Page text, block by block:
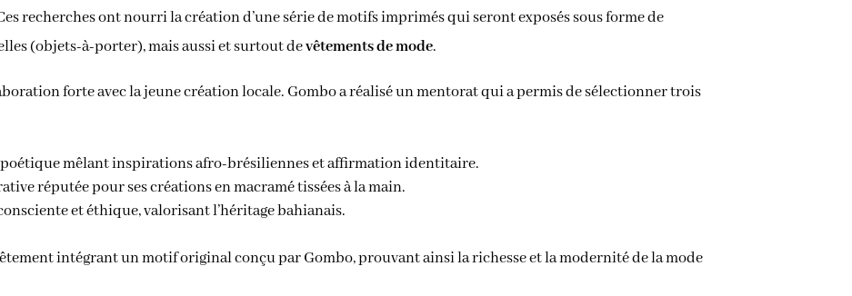
recherches ont nourri la création d’une série de motifs imprimés qui seront exposés sous forme de
(objets-à-porter), mais aussi et surtout devêtements de mode.
forte avec la jeune création locale. Gombo a réalisé un mentorat qui a permis de sélectionner trois
mêlant inspirations afro-brésiliennes et affirmation identitaire.
réputée pour ses créations en macramé tissées à la main.
et éthique, valorisant l’héritage bahianais.
intégrant un motif original conçu par Gombo, prouvant ainsi la richesse et la modernité de la mode